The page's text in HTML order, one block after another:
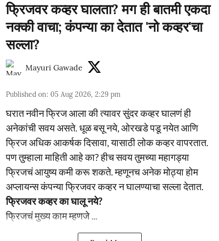
फ्रिजवर कव्हर घालता? मग ही बातमी एकदा
नक्की वाचा; कंपन्या का देतात 'नो कव्हर'चा
सल्ला?
Mayuri Gawade
Published on: 05 Aug 2026, 2:29 pm
घरात नवीन फ्रिज आला की त्यावर सुंदर कव्हर घालणं ही
अनेकांची सवय असते. धूळ बसू नये, ओरखडे पडू नयेत आणि
फ्रिज अधिक आकर्षक दिसावा, यासाठी लोक कव्हर वापरतात.
पण तुम्हाला माहिती आहे का? हीच सवय तुमच्या महागड्या
फ्रिजचं आयुष्य कमी करू शकते. म्हणूनच अनेक मोठ्या होम
अप्लायन्स कंपन्या फ्रिजवर कव्हर न घालण्याचा सल्ला देतात.
फ्रिजवर कव्हर का घालू नये?
फ्रिजचं मुख्य काम म्हणजे ...